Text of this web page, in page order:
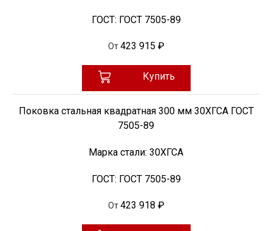
ГОСТ: ГОСТ 7505-89
От 423 915 ₽
Купить
Поковка стальная квадратная 300 мм 30ХГСА ГОСТ
7505-89
Марка стали: 30ХГСА
ГОСТ: ГОСТ 7505-89
От 423 918 ₽